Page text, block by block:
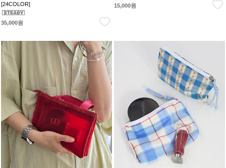
[24COLOR]
35,000원
15,000원